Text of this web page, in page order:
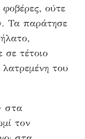
ούτε
Τα παράτησε
σε τέτοιο
του
στα
τον